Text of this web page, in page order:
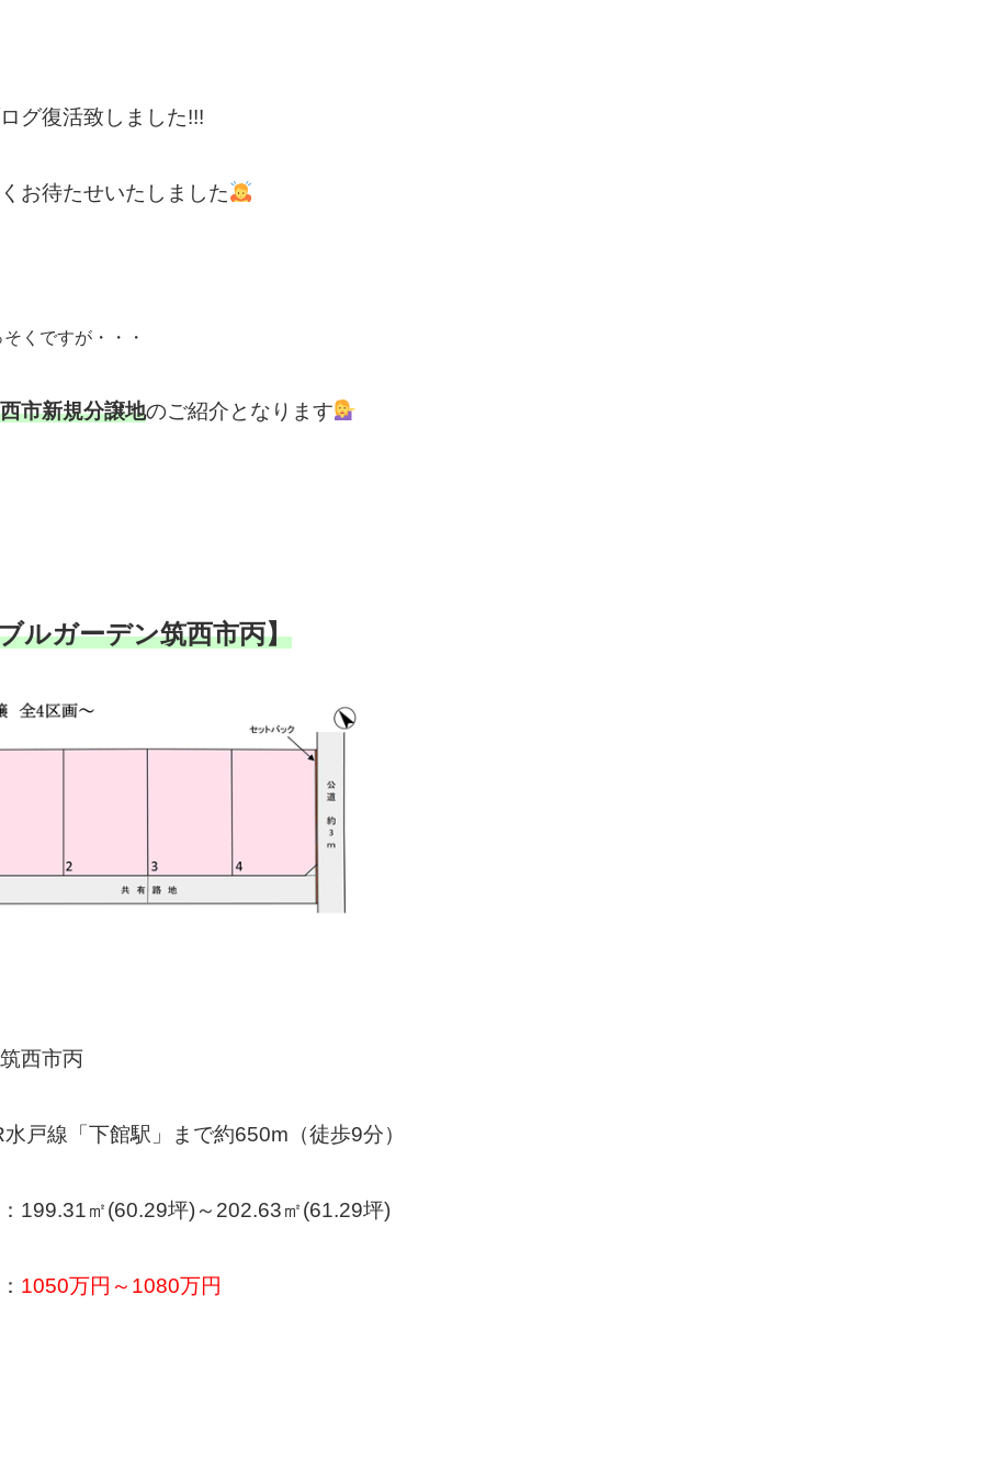
グ復活致しました!!!
お待たせいたしました
くですが・・・
市新規分譲地のご紹介となります
ルガーデン筑西市丙】
西市丙
戸線「下館駅」まで約650m（徒歩9分）
199.31㎡(60.29坪)～202.63㎡(61.29坪)
1050万円～1080万円